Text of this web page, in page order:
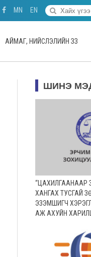
MN EN
АЙМАГ, НИЙСЛЭЛИЙН ЗЗ
ШИНЭ
“ЦАХИЛГААНААР
ХАНГАХ ТУСГАЙ
ЭЗЭМШИГЧ
АЖ АХУЙН